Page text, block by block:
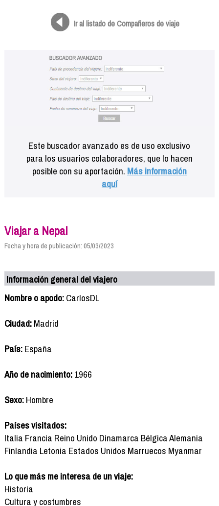
Ir al listado de Compañeros de viaje
Este buscador avanzado es de uso exclusivo
para los usuarios colaboradores, que lo hacen
posible con su aportación. Más información
aquí
Viajar a Nepal
Fecha y hora de publicación: 05/03/2023
Información general del viajero
Nombre o apodo:CarlosDL
Ciudad:Madrid
País:España
Año de nacimiento:1966
Sexo:Hombre
Países visitados:
Italia Francia Reino Unido Dinamarca Bélgica Alemania
Finlandia Letonia Estados Unidos Marruecos Myanmar
Lo que más me interesa de un viaje:
Historia
Cultura y costumbres